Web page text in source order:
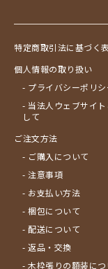
特定商取引法に基づく
個人情報の取り扱い
- プライバシーポリシ
- 当法人ウェブサイ
して
ご注文方法
- ご購入について
- 注意事項
- お支払い方法
- 梱包について
- 配送について
- 返品・交換
- 木枠張りの額装につ